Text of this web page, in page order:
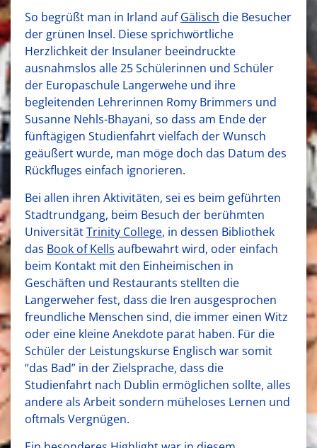
So begrüßt man in Irland aufGälisch die Besucher
der grünen Insel. Diese sprichwörtliche
Herzlichkeit der Insulaner beeindruckte
ausnahmslos alle 25 Schülerinnen und Schüler
der Europaschule Langerwehe und ihre
begleitenden Lehrerinnen Romy Brimmers und
Susanne Nehls-Bhayani, so dass am Ende der
fünftägigen Studienfahrt vielfach der Wunsch
geäußert wurde, man möge doch das Datum des
Rückfluges einfach ignorieren.
Bei allen ihren Aktivitäten, sei es beim geführten
Stadtrundgang, beim Besuch der berühmten
UniversitätTrinity College, in dessen Bibliothek
das Book of Kells aufbewahrt wird, oder einfach
beim Kontakt mit den Einheimischen in
Geschäften und Restaurants stellten die
Langerweher fest, dass die Iren ausgesprochen
freundliche Menschen sind, die immer einen Witz
oder eine kleine Anekdote parat haben. Für die
Schüler der Leistungskurse Englisch war somit
“das Bad” in der Zielsprache, dass die
Studienfahrt nach Dublin ermöglichen sollte, alles
andere als Arbeit sondern müheloses Lernen und
oftmals Vergnügen.